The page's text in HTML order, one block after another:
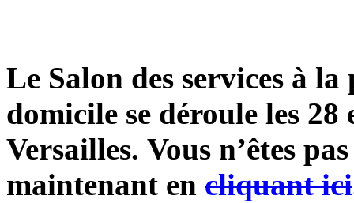
Le Salon des services à
domicile se déroule les 28
Versailles. Vous n’êtes
maintenant en cliquant ici